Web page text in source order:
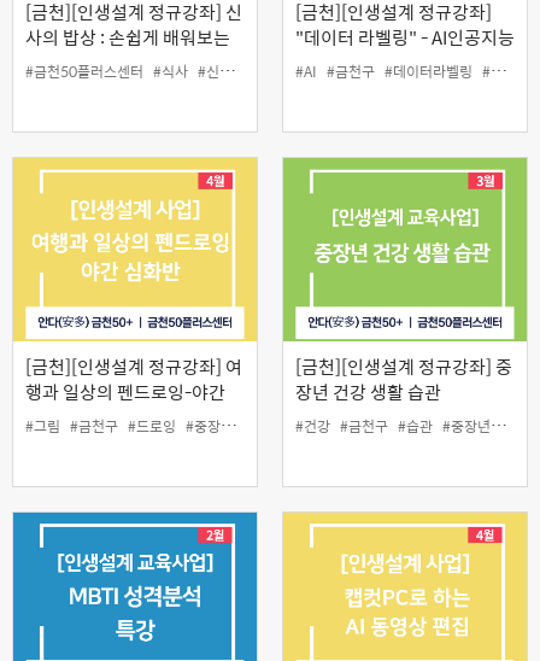
[금천][인생설계 정규강좌] 신
사의 밥상 : 손쉽게 배워보는
요리
#금천50플러스센터 #식사 #신사의밥상 #요리 #요리교실 #중장년
[금천][인생설계 정규강좌]
"데이터 라벨링" - AI인공지능
데이터 구축하기
#AI #금천구 #데이터라벨링 #부업가능
[금천][인생설계 정규강좌] 여
행과 일상의 펜드로잉-야간
심화반
#그림 #금천구 #드로잉 #중장년 #펜드로잉
[금천][인생설계 정규강좌] 중
장년 건강 생활 습관
#건강 #금천구 #습관 #중장년 #체력